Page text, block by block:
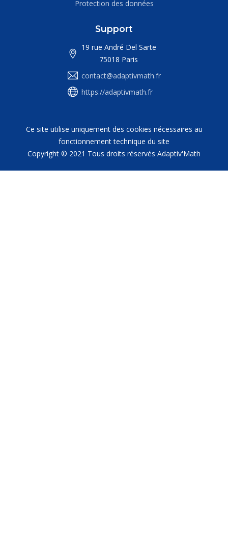
Protection des données
Support
19 rue André Del Sarte
75018 Paris
contact@adaptivmath.fr
https://adaptivmath.fr
Ce site utilise uniquement des cookies nécessaires au
fonctionnement technique du site
Copyright © 2021 Tous droits réservés Adaptiv'Math